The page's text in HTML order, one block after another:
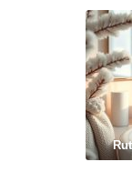
wzmacnia
dzisiejszej